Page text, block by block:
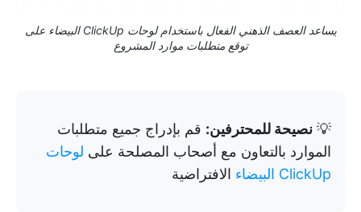
يساعد العصف الذهني الفعال باستخدام لوحات ClickUp البيضاء على
توقع متطلبات موارد المشروع
💡 نصيحة للمحترفين: قم بإدراج جميع متطلبات
الموارد بالتعاون مع أصحاب المصلحة على لوحات
ClickUp البيضاء
الافتراضية